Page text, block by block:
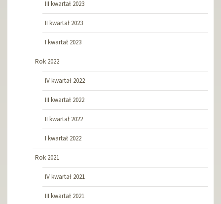
III kwartał 2023
II kwartał 2023
I kwartał 2023
Rok 2022
IV kwartał 2022
III kwartał 2022
II kwartał 2022
I kwartał 2022
Rok 2021
IV kwartał 2021
III kwartał 2021